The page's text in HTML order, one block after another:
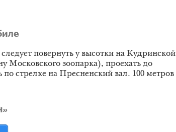
повернуть у высотки на Кудринской
Московского зоопарка), проехать до
стрелке на Пресненский вал. 100 метров